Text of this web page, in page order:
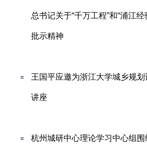
总书记关于“千万工程”和“浦江
批示精神
王国平应邀为浙江大学城乡规
讲座
杭州城研中心理论学习中心组